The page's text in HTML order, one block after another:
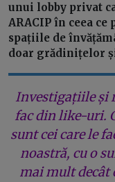
unui lobby privat
ARACIP în ceea
spațiile de
doar grădinițelor
Investigațiile și
fac din like-uri.
sunt cei care le
noastră, cu o
mai mult decât